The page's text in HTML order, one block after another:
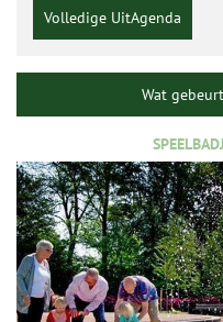
Volledige UitAgenda
Wat